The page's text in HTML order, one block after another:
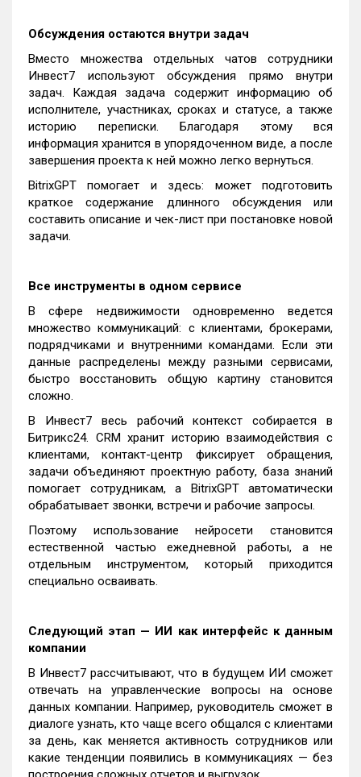
Обсуждения остаются внутри задач
Вместо множества отдельных чатов сотрудники
Инвест7 используют обсуждения прямо внутри
задач. Каждая задача содержит информацию об
исполнителе, участниках, сроках и статусе, а также
историю переписки. Благодаря этому вся
информация хранится в упорядоченном виде, а после
завершения проекта к ней можно легко вернуться.
BitrixGPT помогает и здесь: может подготовить
краткое содержание длинного обсуждения или
составить описание и чек-лист при постановке новой
задачи.
Все инструменты в одном сервисе
В сфере недвижимости одновременно ведется
множество коммуникаций: с клиентами, брокерами,
подрядчиками и внутренними командами. Если эти
данные распределены между разными сервисами,
быстро восстановить общую картину становится
сложно.
В Инвест7 весь рабочий контекст собирается в
Битрикс24. CRM хранит историю взаимодействия с
клиентами, контакт-центр фиксирует обращения,
задачи объединяют проектную работу, база знаний
помогает сотрудникам, а BitrixGPT автоматически
обрабатывает звонки, встречи и рабочие запросы.
Поэтому использование нейросети становится
естественной частью ежедневной работы, а не
отдельным инструментом, который приходится
специально осваивать.
Следующий этап — ИИ как интерфейс к данным
компании
В Инвест7 рассчитывают, что в будущем ИИ сможет
отвечать на управленческие вопросы на основе
данных компании. Например, руководитель сможет в
диалоге узнать, кто чаще всего общался с клиентами
за день, как меняется активность сотрудников или
какие тенденции появились в коммуникациях — без